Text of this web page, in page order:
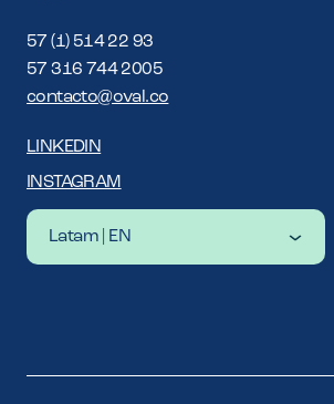
57 (1) 514 22 93
57 316 744 2005
contacto@oval.co
LINKEDIN
INSTAGRAM
Latam | EN
United States | EN